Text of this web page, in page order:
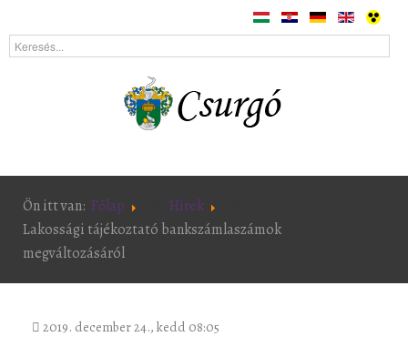
Ön itt van: Főlap
Hírek
Lakossági tájékoztató bankszámlaszámok
megváltozásáról
2019. december 24., kedd 08:05